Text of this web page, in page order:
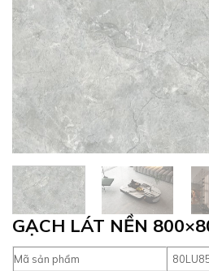
GẠCH LÁT NỀN
Mã sản phẩm